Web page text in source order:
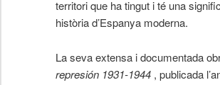
territori que ha tingut i té una
història d’Espanya moderna.
La seva extensa i documentada
represión 1931-1944 , publicada